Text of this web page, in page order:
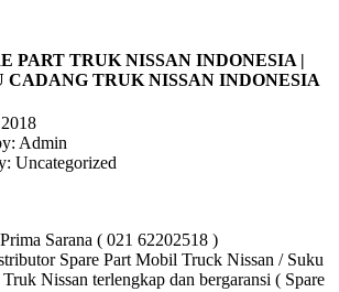
PART TRUK NISSAN INDONESIA |
CADANG TRUK NISSAN INDONESIA
Admin
Uncategorized
Sarana ( 021 62202518 )
Spare Part Mobil Truck Nissan / Suku
Nissan terlengkap dan bergaransi ( Spare